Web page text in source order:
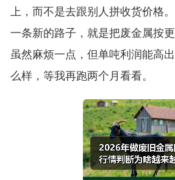
上，而不是去跟别人拼收货价格
一条新的路子，就是把废金属按
虽然麻烦一点，但单吨利润能高
么样，等我再跑两个月看看。